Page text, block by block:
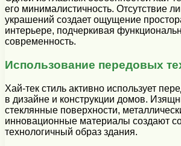
его минималистичность. Отсутствие
украшений создает ощущение
интерьере, подчеркивая
современность.
Использование передовых
Хай-тек стиль активно использует
в дизайне и конструкции домов.
стеклянные поверхности,
инновационные материалы создают
технологичный образ здания.